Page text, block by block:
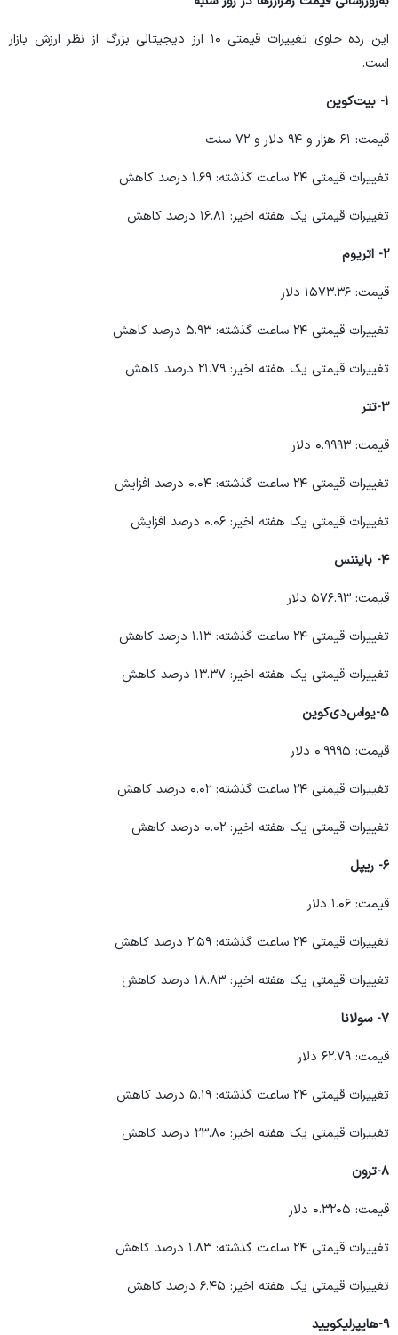
این رده حاوی تغییرات قیمتی ۱۰ ارز دیجیتالی بزرگ از نظر ارزش بازار
است.
۱- بیت‌کوین
قیمت: ۶۱ هزار و ۹۴ دلار و ۷۲ سنت
تغییرات قیمتی ۲۴ ساعت گذشته: ۱.۶۹ درصد کاهش
تغییرات قیمتی یک هفته اخیر: ۱۶.۸۱ درصد کاهش
۲- اتریوم
قیمت: ۱۵۷۳.۳۶ دلار
تغییرات قیمتی ۲۴ ساعت گذشته: ۵.۹۳ درصد کاهش
تغییرات قیمتی یک هفته اخیر: ۲۱.۷۹ درصد کاهش
۳-تتر
قیمت: ۰.۹۹۹۳ دلار
تغییرات قیمتی ۲۴ ساعت گذشته: ۰.۰۴ درصد افزایش
تغییرات قیمتی یک هفته اخیر: ۰.۰۶ درصد افزایش
۴- بایننس
قیمت: ۵۷۶.۹۳ دلار
تغییرات قیمتی ۲۴ ساعت گذشته: ۱.۱۳ درصد کاهش
تغییرات قیمتی یک هفته اخیر: ۱۳.۳۷ درصد کاهش
۵-یواس‌دی‌کوین
قیمت: ۰.۹۹۹۵ دلار
تغییرات قیمتی ۲۴ ساعت گذشته: ۰.۰۲ درصد کاهش
تغییرات قیمتی یک هفته اخیر: ۰.۰۲ درصد کاهش
۶- ریپل
قیمت: ۱.۰۶ دلار
تغییرات قیمتی ۲۴ ساعت گذشته: ۲.۵۹ درصد کاهش
تغییرات قیمتی یک هفته اخیر: ۱۸.۸۳ درصد کاهش
۷- سولانا
قیمت: ۶۲.۷۹ دلار
تغییرات قیمتی ۲۴ ساعت گذشته: ۵.۱۹ درصد کاهش
تغییرات قیمتی یک هفته اخیر: ۲۳.۸۰ درصد کاهش
۸-ترون
قیمت: ۰.۳۲۰۵ دلار
تغییرات قیمتی ۲۴ ساعت گذشته: ۱.۸۳ درصد کاهش
تغییرات قیمتی یک هفته اخیر: ۶.۴۵ درصد کاهش
۹-هایپرلیکویید